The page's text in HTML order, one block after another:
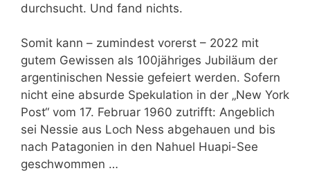
durchsucht. Und fand nichts.
Somit kann – zumindest vorerst – 2022 mit
gutem Gewissen als 100jähriges Jubiläum der
argentinischen Nessie gefeiert werden. Sofern
nicht eine absurde Spekulation in der „New York
Post“ vom 17. Februar 1960 zutrifft: Angeblich
sei Nessie aus Loch Ness abgehauen und bis
nach Patagonien in den Nahuel Huapi-See
geschwommen …